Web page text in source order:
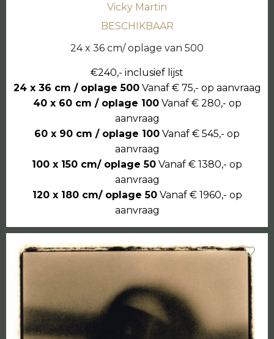
Vicky Martin
BESCHIKBAAR
24 x 36 cm/ oplage van 500
€240,- inclusief lijst
24 x 36 cm / oplage 500Vanaf € 75,- op aanvraag
40 x 60 cm / oplage 100Vanaf € 280,- op
aanvraag
60 x 90 cm / oplage 100 Vanaf € 545,- op
aanvraag
100 x 150 cm/ oplage 50 Vanaf € 1380,- op
aanvraag
120 x 180 cm/ oplage 50Vanaf € 1960,- op
aanvraag